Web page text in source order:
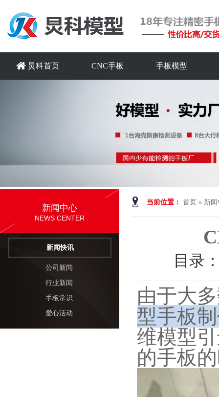
炅科首页 CNC手板 手板模型
当前位置： 首页 » 新
目录
由于大
型手板
维模型
的手板
新闻中心
NEWS CENTER
新闻快讯
公司新闻
行业新闻
手板常识
爱心活动